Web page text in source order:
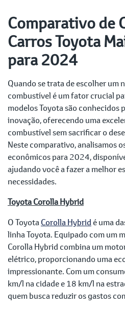
Comparativo de
Carros Toyota
para 2024
Quando se trata de escolher um
combustível é um fator crucial
modelos Toyota são conhecidos
inovação, oferecendo uma
combustível sem sacrificar o
Neste comparativo, analisamos
econômicos para 2024,
ajudando você a fazer a melhor
necessidades.
Toyota Corolla Hybrid
O ToyotaCorolla Hybridé uma
linha Toyota. Equipado com um
Corolla Hybrid combina um
elétrico, proporcionando uma
impressionante. Com um
km/l na cidade e 18 km/l na
quem busca reduzir os gastos